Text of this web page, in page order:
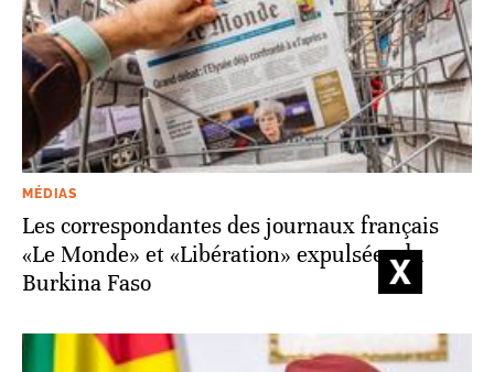
MÉDIAS
Les correspondantes des journaux français
«Le Monde» et «Libération» expulsées du
Burkina Faso